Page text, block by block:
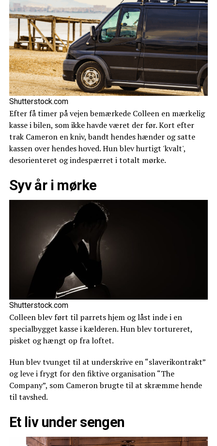
Shutterstock.com
Efter få timer på vejen bemærkede Colleen en mærkelig
kasse i bilen, som ikke havde været der før. Kort efter
trak Cameron en kniv, bandt hendes hænder og satte
kassen over hendes hoved. Hun blev hurtigt 'kvalt',
desorienteret og indespærret i totalt mørke.
Syv år i mørke
Shutterstock.com
Colleen blev ført til parrets hjem og låst inde i en
specialbygget kasse i kælderen. Hun blev tortureret,
pisket og hængt op fra loftet.
Hun blev tvunget til at underskrive en “slaverikontrakt”
og leve i frygt for den fiktive organisation “The
Company”, som Cameron brugte til at skræmme hende
til tavshed.
Et liv under sengen